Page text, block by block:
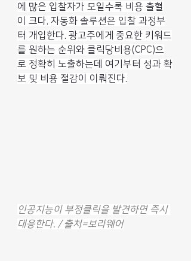
에 많은 입찰자가 모일수록 비용 출혈
이 크다. 자동화 솔루션은 입찰 과정부
터 개입한다. 광고주에게 중요한 키워드
를 원하는 순위와 클릭당비용(CPC)으
로 정확히 노출하는데 여기부터 성과 확
보 및 비용 절감이 이뤄진다.
인공지능이 부정클릭을 발견하면 즉시
대응한다. / 출처=보라웨어